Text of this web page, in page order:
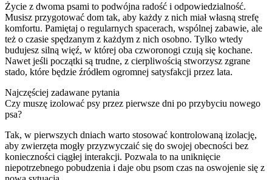
Życie z dwoma psami to podwójna radość i odpowiedzialność.
Musisz przygotować dom tak, aby każdy z nich miał własną strefę
komfortu. Pamiętaj o regularnych spacerach, wspólnej zabawie, ale
też o czasie spędzanym z każdym z nich osobno. Tylko wtedy
budujesz silną więź, w której oba czworonogi czują się kochane.
Nawet jeśli początki są trudne, z cierpliwością stworzysz zgrane
stado, które będzie źródłem ogromnej satysfakcji przez lata.
Najczęściej zadawane pytania
Czy muszę izolować psy przez pierwsze dni po przybyciu nowego
psa?
Tak, w pierwszych dniach warto stosować kontrolowaną izolację,
aby zwierzęta mogły przyzwyczaić się do swojej obecności bez
konieczności ciągłej interakcji. Pozwala to na uniknięcie
niepotrzebnego pobudzenia i daje obu psom czas na oswojenie się z